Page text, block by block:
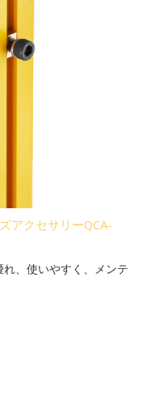
アクセサリーQCA-
、使いやすく、メンテ